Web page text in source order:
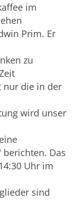
im
Prim. Er
zu
nur die in der
wird unser
Das
Uhr im
sind